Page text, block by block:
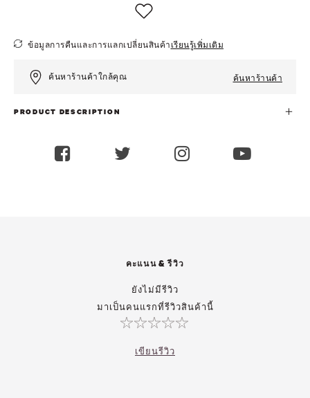
ข้อมูลการคืนและการแลกเปลี่ยนสินค้า เรียนรู้เพิ่มเติม
ค้นหาร้านค้าใกล้คุณ ค้นหาร้านค้า
PRODUCT DESCRIPTION
คะแนน & รีวิว
ยังไม่มีรีวิว
มาเป็นคนแรกที่รีวิวสินค้านี้
เขียนรีวิว